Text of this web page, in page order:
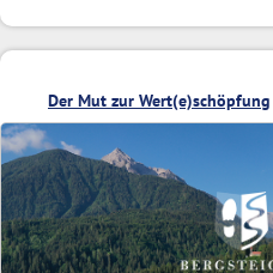
Der Mut zur Wert(e)schöpfung